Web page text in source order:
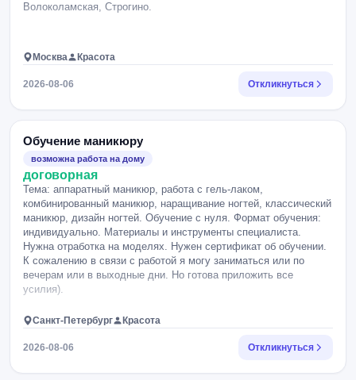
Волоколамская, Строгино.
Москва Красота
2026-08-06 Откликнуться
Обучение маникюру
возможна работа на дому
договорная
Тема: аппаратный маникюр, работа с гель-лаком,
комбинированный маникюр, наращивание ногтей, классический
маникюр, дизайн ногтей. Обучение с нуля. Формат обучения:
индивидуально. Материалы и инструменты специалиста.
Нужна отработка на моделях. Нужен сертификат об обучении.
К сожалению в связи с работой я могу заниматься или по
вечерам или в выходные дни. Но готова приложить все
усилия).
Санкт-Петербург Красота
2026-08-06 Откликнуться